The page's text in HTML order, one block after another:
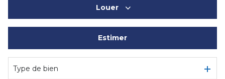
Louer
De l'immo pro
Estimer
Type de bien